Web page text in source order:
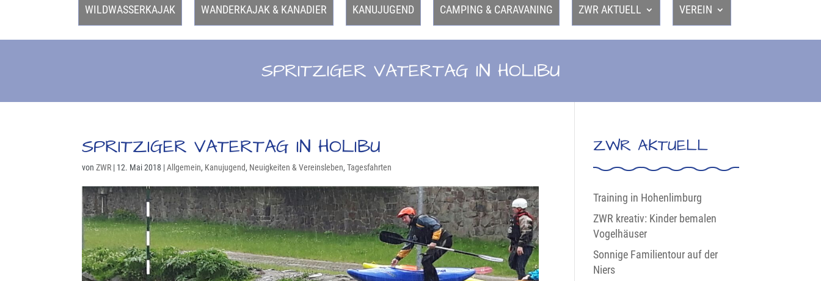
WILDWASSERKAJAK WANDERKAJAK & KANADIER KANUJUGEND CAMPING & CARAVANING ZWR AKTUELL VEREIN
SPRITZIGER VATERTAG IN HOLIBU
SPRITZIGER VATERTAG IN HOLIBU
vonZWR | 12. Mai 2018 |Allgemein, Kanujugend, Neuigkeiten & Vereinsleben,Tagesfahrten
ZWR AKTUELL
Training in Hohenlimburg
ZWR kreativ: Kinder bemalen
Vogelhäuser
Sonnige Familientour auf der
Niers